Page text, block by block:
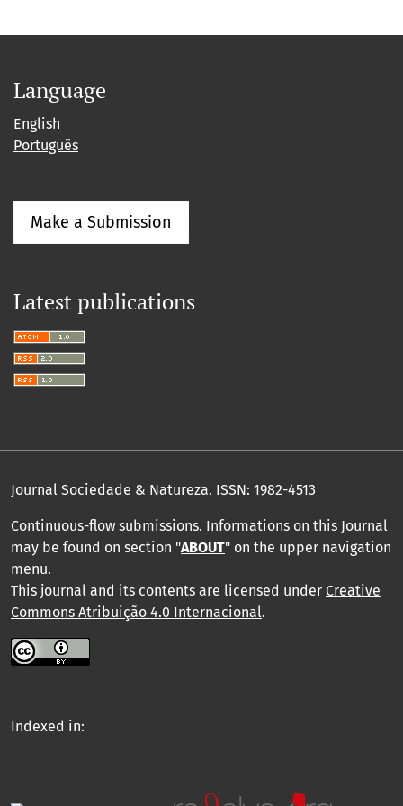
Language
English
Português
Make a Submission
Latest publications
Journal Sociedade & Natureza. ISSN: 1982-4513
Continuous-flow submissions. Informations on this Journal
may be found on section "ABOUT" on the upper navigation
menu.
This journal and its contents are licensed under Creative
Commons Atribuição 4.0 Internacional.
Indexed in: